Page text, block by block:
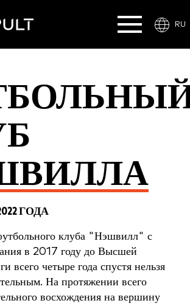
RU
ГОДА
клуба "Нэшвилл" с
в 2017 году до Высшей
всего четыре года спустя нельзя
На протяжении всего
восхождения на вершину